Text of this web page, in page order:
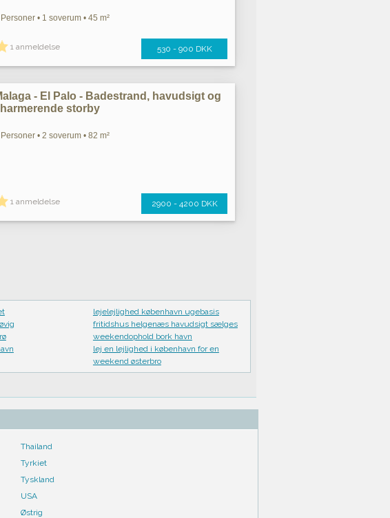
• 1 soverum • 45 m²
1 anmeldelse 530 - 900 DKK
- El Palo - Badestrand, havudsigt og
storby
• 2 soverum • 82 m²
1 anmeldelse 2900 - 4200 DKK
lejelejlighed københavn ugebasis
fritidshus helgenæs havudsigt sælges
weekendophold bork havn
lej en lejlighed i københavn for en
weekend østerbro
Thailand
Tyrkiet
Tyskland
USA
Østrig